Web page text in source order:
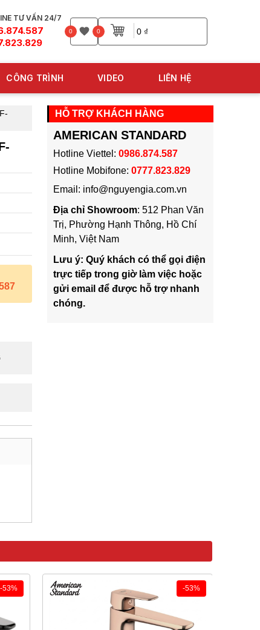
TƯ VẤN 24/7
0 0 ₫
0
CÔNG TRÌNH VIDEO LIÊN HỆ
HỖ TRỢ KHÁCH HÀNG
AMERICAN STANDARD
Hotline Viettel: 0986.874.587
Hotline Mobifone: 0777.823.829
Email: info@nguyengia.com.vn
Địa chỉ Showroom: 512 Phan Văn
Trị, Phường Hạnh Thông, Hồ Chí
Minh, Việt Nam
Lưu ý: Quý khách có thể gọi điện
trực tiếp trong giờ làm việc hoặc
gửi email để được hỗ trợ nhanh
chóng.
-53% -53%